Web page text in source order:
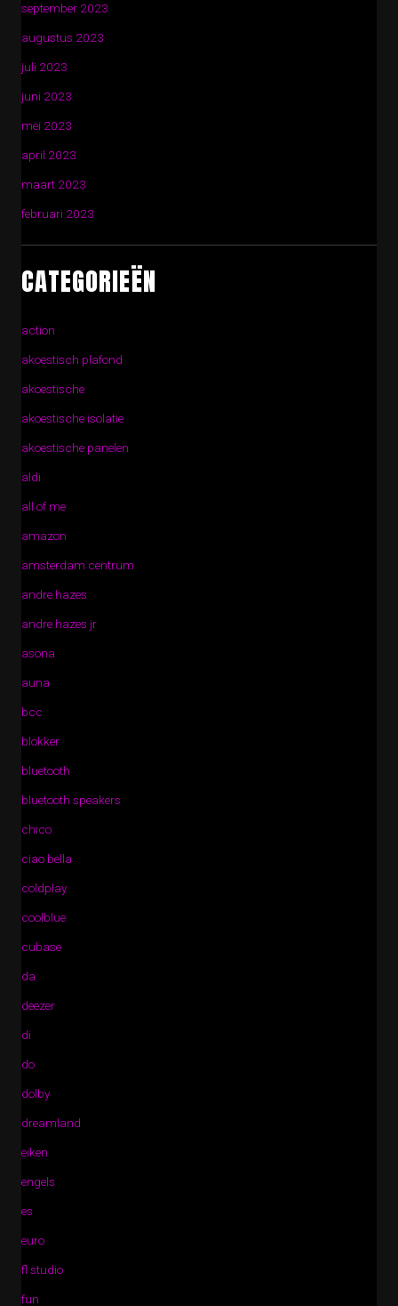
september 2023
augustus 2023
juli 2023
juni 2023
mei 2023
april 2023
maart 2023
februari 2023
CATEGORIEËN
action
akoestisch plafond
akoestische
akoestische isolatie
akoestische panelen
aldi
all of me
amazon
amsterdam centrum
andre hazes
andre hazes jr
asona
auna
bcc
blokker
bluetooth
bluetooth speakers
chico
ciao bella
coldplay
coolblue
cubase
da
deezer
di
do
dolby
dreamland
eiken
engels
es
euro
fl studio
fun